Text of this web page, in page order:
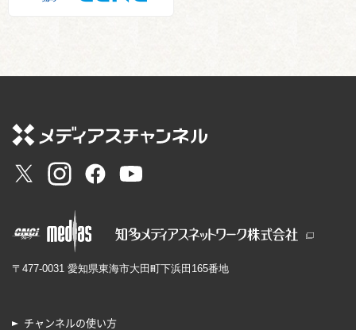
〒477-0031 愛知県東海市大田町下浜田165番地
チャンネルの使い方